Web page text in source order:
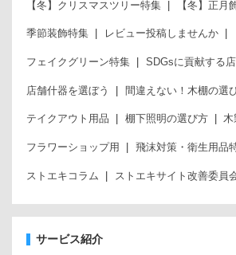
【冬】クリスマスツリー特集 【冬】正月
季節装飾特集 レビュー投稿しませんか
フェイクグリーン特集 SDGsに貢献する
店舗什器を選ぼう 間違えない！木棚の選
テイクアウト用品 棚下照明の選び方 木
フラワーショップ用 飛沫対策・衛生用品
ストエキコラム ストエキサイト改善委員
サービス紹介